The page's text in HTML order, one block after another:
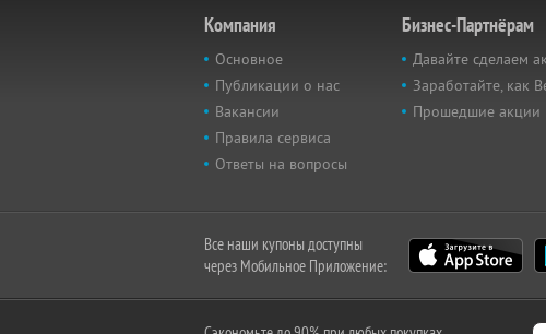
Компания
Основное
Публикации о нас
Вакансии
Правила сервиса
Ответы на вопросы
Бизнес-Партнёрам
Давайте сделаем
Заработайте, как
Прошедшие акции
Все наши купоны доступны
через Мобильное Приложение: